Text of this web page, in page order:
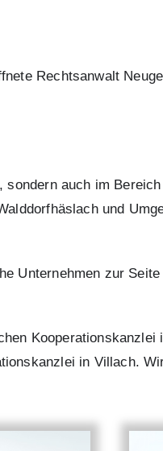
Rechtsanwalt
auch im
und
Unternehmen zur
in Villach.